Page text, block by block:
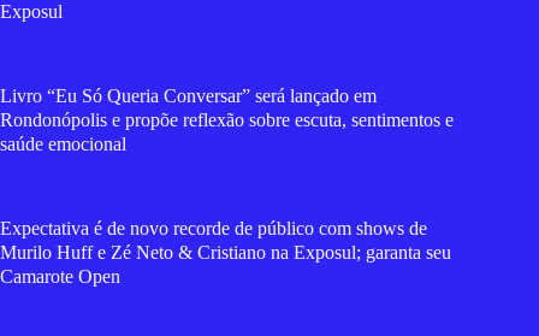
Exposul
Livro “Eu Só Queria Conversar” será lançado em
Rondonópolis e propõe reflexão sobre escuta, sentimentos e
saúde emocional
Expectativa é de novo recorde de público com shows de
Murilo Huff e Zé Neto & Cristiano na Exposul; garanta seu
Camarote Open